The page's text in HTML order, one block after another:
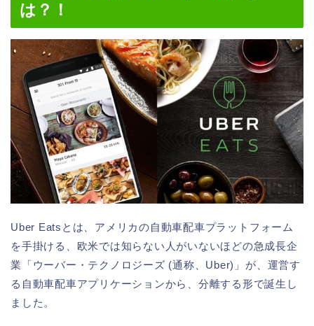
は？！
Uber Eatsとは、アメリカの自動車配車プラットフォーム
を手掛ける、欧米では知らない人がいないほどの急成長企
業「ウーバー・テクノロジーズ (通称、Uber)」が、運営す
る自動車配車アプリケーションから、分離する形で誕生し
ました。